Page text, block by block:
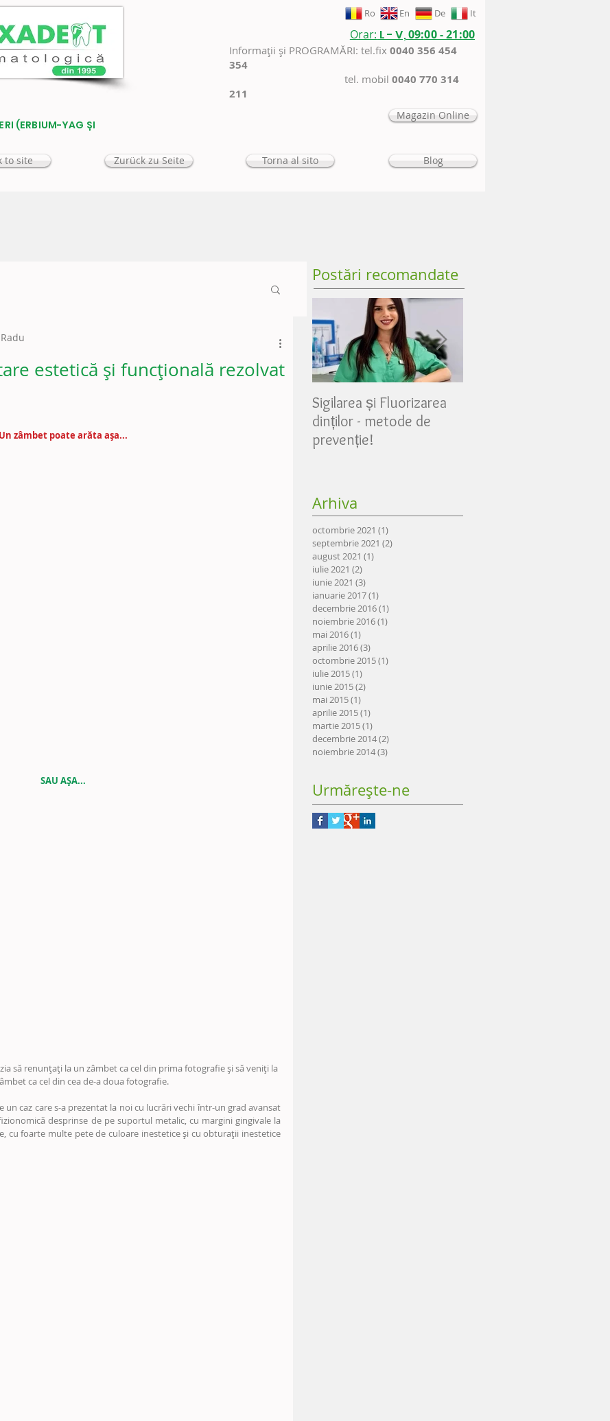
(ERBIUM-YAG ȘI
Ro En De It
Orar: L - V,09:00 - 21:00
Informaţii şi PROGRAMĂRI: tel.fix 0040 356 454
354
tel. mobil 0040 770 314
211
Magazin Online
to site Zurück zu Seite Torna al sito Blog
estetică și funcțională rezolvat
Un zâmbet poate arăta așa...
SAU AȘA...
să luați decizia să renunțați la un zâmbet ca cel din prima fotografie și să veniți la
ca cel din cea de-a doua fotografie.
un caz care s-a prezentat la noi cu lucrări vechi într-un grad avansat
desprinse de pe suportul metalic, cu margini gingivale la
cu foarte multe pete de culoare inestetice și cu obturații inestetice
Postări recomandate
Sigilarea și Fluorizarea
dinților - metode de
prevenție!
Arhiva
octombrie 2021 (1)
septembrie 2021 (2)
august 2021 (1)
iulie 2021 (2)
iunie 2021 (3)
ianuarie 2017(1)
decembrie 2016(1)
noiembrie 2016(1)
mai 2016(1)
aprilie 2016(3)
octombrie 2015(1)
iulie 2015(1)
iunie 2015(2)
mai 2015(1)
aprilie 2015(1)
martie 2015(1)
decembrie 2014(2)
noiembrie 2014(3)
Urmăreşte-ne